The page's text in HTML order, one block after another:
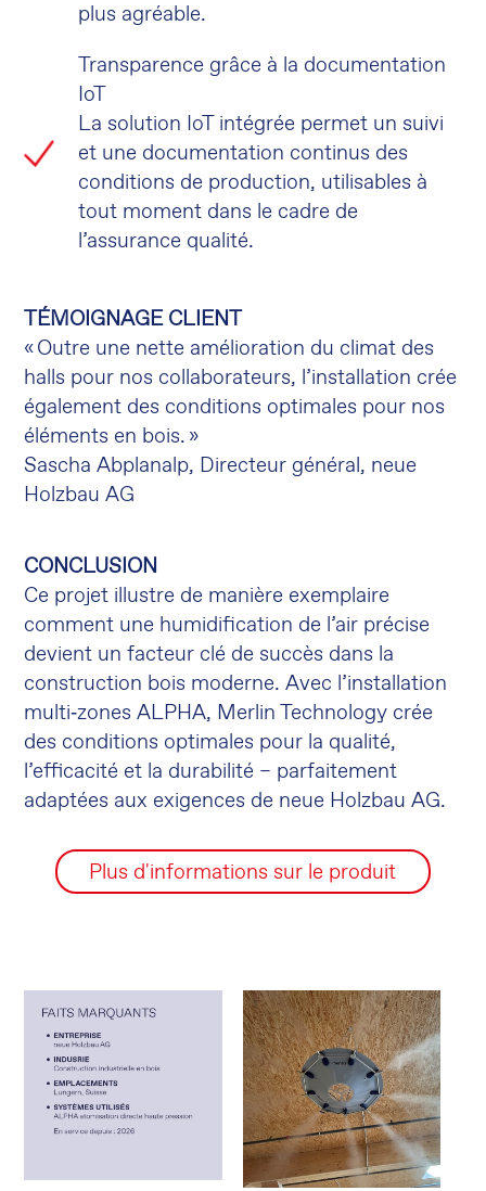
plus agréable.
Transparence grâce à la documentation
IoT
La solution IoT intégrée permet un suivi
et une documentation continus des
conditions de production, utilisables à
tout moment dans le cadre de
l’assurance qualité.
TÉMOIGNAGE CLIENT
« Outre une nette amélioration du climat des
halls pour nos collaborateurs, l’installation crée
également des conditions optimales pour nos
éléments en bois. »
Sascha Abplanalp, Directeur général, neue
Holzbau AG
CONCLUSION
Ce projet illustre de manière exemplaire
comment une humidification de l’air précise
devient un facteur clé de succès dans la
construction bois moderne. Avec l’installation
multi‑zones ALPHA, Merlin Technology crée
des conditions optimales pour la qualité,
l’efficacité et la durabilité – parfaitement
adaptées aux exigences de neue Holzbau AG.
Plus d'informations sur le produit